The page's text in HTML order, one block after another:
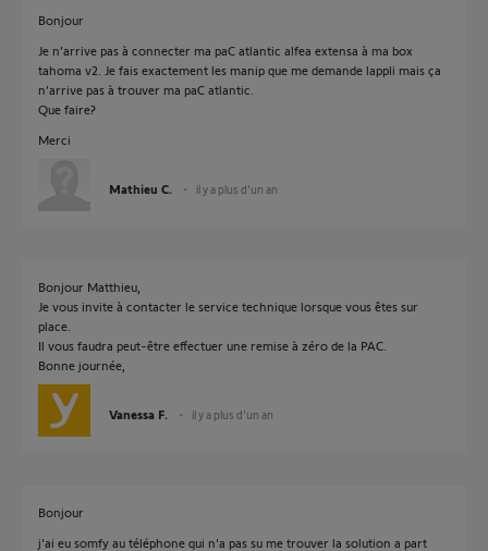
Bonjour
Je n’arrive pas à connecter ma paC atlantic alfea extensa à ma box
tahoma v2. Je fais exactement les manip que me demande lappli mais ça
n’arrive pas à trouver ma paC atlantic.
Que faire?
Merci
Mathieu C. il y a plus d'un an
Bonjour Matthieu,
Je vous invite à contacter le service technique lorsque vous êtes sur
place.
Il vous faudra peut-être effectuer une remise à zéro de la PAC.
Bonne journée,
Vanessa F. il y a plus d'un an
Bonjour
j'ai eu somfy au téléphone qui n'a pas su me trouver la solution a part